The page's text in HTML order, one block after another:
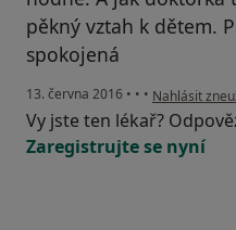
pěkný vztah k dětem.
spokojená
13. června 2016 • • • podle názoru
Nahlásit
Vy jste ten lékař?
Zaregistrujte se nyní